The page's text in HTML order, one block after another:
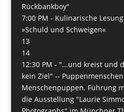
Rückbankboy"
7:00 PM - Kulinarische
»Schuld und Schweigen«
13
14
12:30 PM - "...und kreist und
kein Ziel" --
Menschenpuppen. Führung
die Ausstellung "Laurie